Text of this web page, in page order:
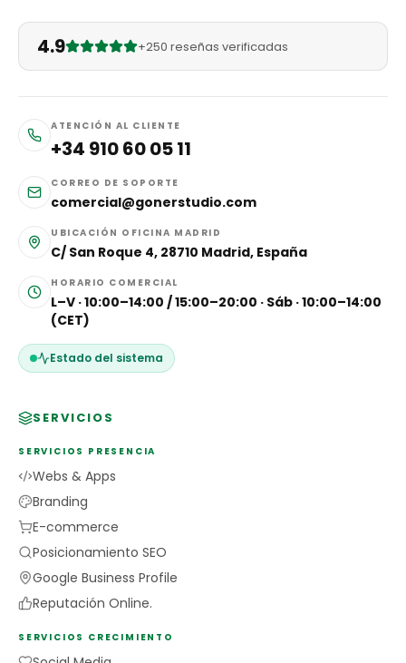
4.9 +250 reseñas verificadas
ATENCIÓN AL CLIENTE
+34 910 60 05 11
CORREO DE SOPORTE
comercial@gonerstudio.com
UBICACIÓN OFICINA MADRID
C/ San Roque 4, 28710 Madrid, España
HORARIO COMERCIAL
L–V · 10:00–14:00 / 15:00–20:00 · Sáb · 10:00–14:00
(CET)
Estado del sistema
SERVICIOS
SERVICIOS PRESENCIA
Webs & Apps
Branding
E-commerce
Posicionamiento SEO
Google Business Profile
Reputación Online.
SERVICIOS CRECIMIENTO